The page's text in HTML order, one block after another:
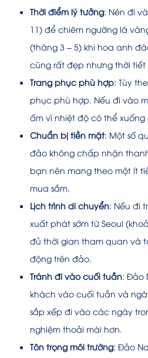
Thời điểm lý tưởng: Nên đi
11) để chiêm ngưỡng lá
(tháng 3 – 5) khi hoa anh
cũng rất đẹp nhưng thời tiết
Trang phục phù hợp: Tùy
phục phù hợp. Nếu đi vào
ấm vì nhiệt độ có thể xuống
Chuẩn bị tiền mặt: Một số
đảo không chấp nhận
bạn nên mang theo một ít
mua sắm.
Lịch trình di chuyển: Nếu đi
xuất phát sớm từ Seoul
đủ thời gian tham quan và
động trên đảo.
Tránh đi vào cuối tuần: Đảo
khách vào cuối tuần và
sắp xếp đi vào các ngày
nghiệm thoải mái hơn.
Tôn trọng môi trường: Đảo